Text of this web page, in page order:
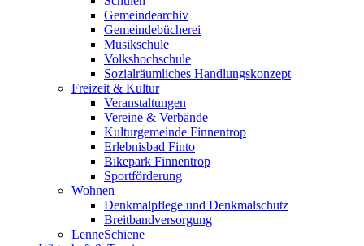
Gemeindearchiv
Gemeindebücherei
Musikschule
Volkshochschule
Sozialräumliches Handlungskonzept
Freizeit & Kultur
Veranstaltungen
Vereine & Verbände
Kulturgemeinde Finnentrop
Erlebnisbad Finto
Bikepark Finnentrop
Sportförderung
Wohnen
Denkmalpflege und Denkmalschutz
Breitbandversorgung
LenneSchiene